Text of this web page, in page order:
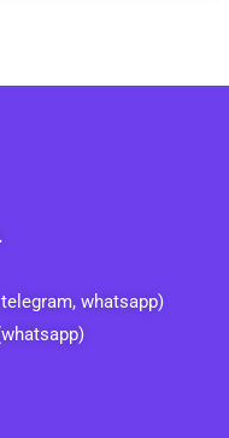
whatsapp)